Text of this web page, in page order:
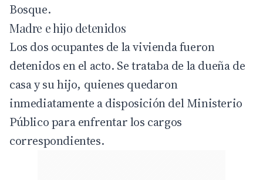
Bosque.
Madre e hijo detenidos
Los dos ocupantes de la vivienda fueron
detenidos en el acto. Se trataba de la dueña de
casa y su hijo, quienes quedaron
inmediatamente a disposición del Ministerio
Público para enfrentar los cargos
correspondientes.